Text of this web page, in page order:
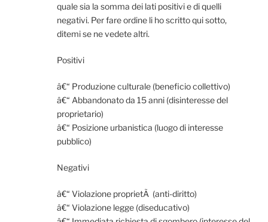
quale sia la somma dei lati positivi e di quelli
negativi. Per fare ordine li ho scritto qui sotto,
ditemi se ne vedete altri.
Positivi
â€“ Produzione culturale (beneficio collettivo)
â€“ Abbandonato da 15 anni (disinteresse del
proprietario)
â€“ Posizione urbanistica (luogo di interesse
pubblico)
Negativi
â€“ Violazione proprietÃ (anti-diritto)
â€“ Violazione legge (diseducativo)